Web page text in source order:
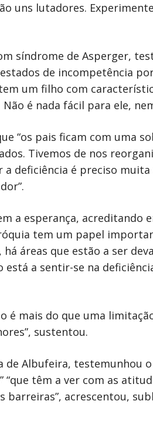
uns lutadores.
síndrome de Asperger,
de incompetência
um filho com
é nada fácil para ele,
“os pais ficam com uma
Tivemos de nos
deficiência é preciso
a esperança, acreditando
tem um papel
áreas que estão a ser
a sentir-se na
é mais do que uma
sustentou.
de Albufeira, testemunhou
têm a ver com as
acrescentou,